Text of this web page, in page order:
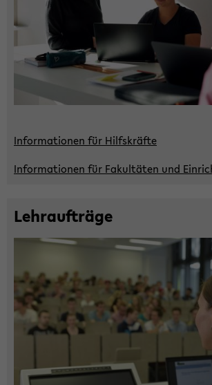
In­for­ma­tio­nen für Hilfs­kräf­te
In­for­ma­tio­nen für Fa­kul­tä­ten und
Lehr­auf­trä­ge